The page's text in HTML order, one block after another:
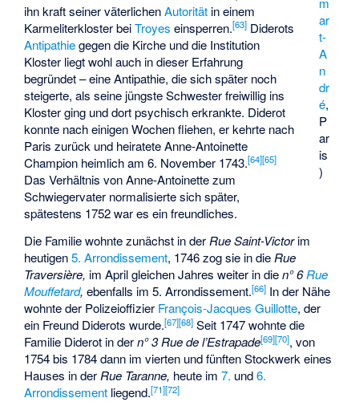
ar
t-
A
n
dr
é,
P
ar
is
)
ihn kraft seiner väterlichenAutorität in einem
Karmeliterkloster beiTroyes einsperren.[63] Diderots
Antipathiegegen die Kirche und die Institution
Kloster liegt wohl auch in dieser Erfahrung
begründet – eine Antipathie, die sich später noch
steigerte, als seine jüngste Schwester freiwillig ins
Kloster ging und dort psychisch erkrankte. Diderot
konnte nach einigen Wochen fliehen, er kehrte nach
Paris zurück und heiratete Anne-Antoinette
Champion heimlich am 6. November 1743.[64][65]
Das Verhältnis von Anne-Antoinette zum
Schwiegervater normalisierte sich später,
spätestens 1752 war es ein freundliches.
Die Familie wohnte zunächst in derRue Saint-Victorim
heutigen5. Arrondissement, 1746 zog sie in dieRue
Traversière, im April gleichen Jahres weiter in dien° 6Rue
Mouffetard, ebenfalls im 5. Arrondissement.[66] In der Nähe
wohnte der Polizeioffizier François-Jacques Guillotte, der
ein Freund Diderots wurde.[67][68] Seit 1747 wohnte die
Familie Diderot in dern° 3 Rue de l’Estrapade[69][70], von
1754 bis 1784 dann im vierten und fünften Stockwerk eines
Hauses in derRue Taranne, heute im7. und6.
Arrondissement liegend.[71][72]